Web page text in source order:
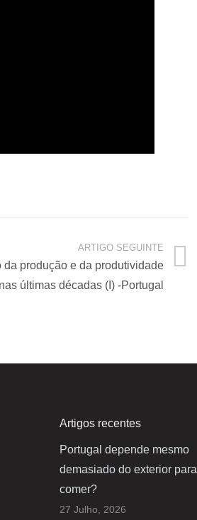
ARTIGO SEGUINTE
da produção e da produtividade
últimas décadas (I) -Portugal
Artigos recentes
Portugal depende mesmo
demasiado do exterior para
comer?
27 Julho, 2026